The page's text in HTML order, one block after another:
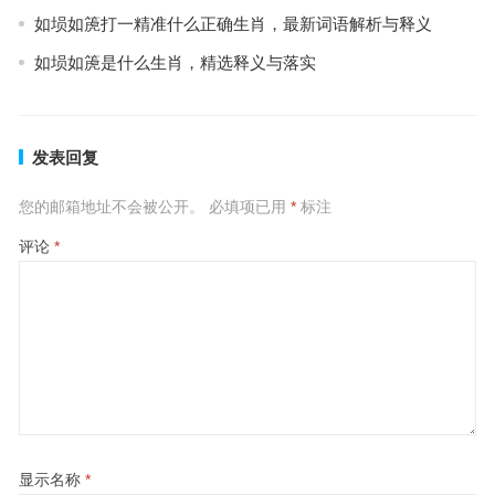
如埙如箎打一精准什么正确生肖，最新词语解析与释义
如埙如箎是什么生肖，精选释义与落实
发表回复
您的邮箱地址不会被公开。 必填项已用 *标注
评论 *
显示名称 *